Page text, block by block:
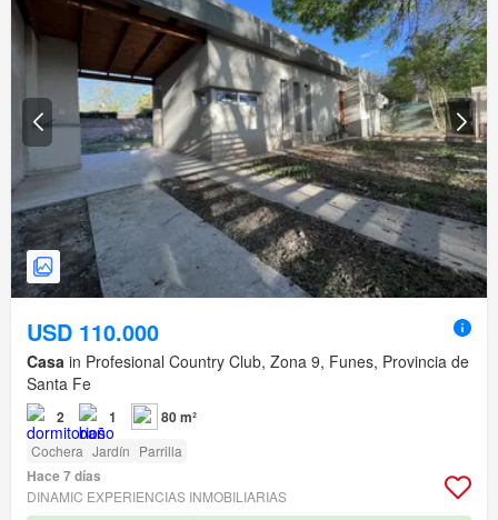
USD 110.000
Casa in Profesional Country Club, Zona 9, Funes, Provincia de
Santa Fe
2 1 80 m²
Cochera Jardín Parrilla
Hace 7 días
DINAMIC EXPERIENCIAS INMOBILIARIAS